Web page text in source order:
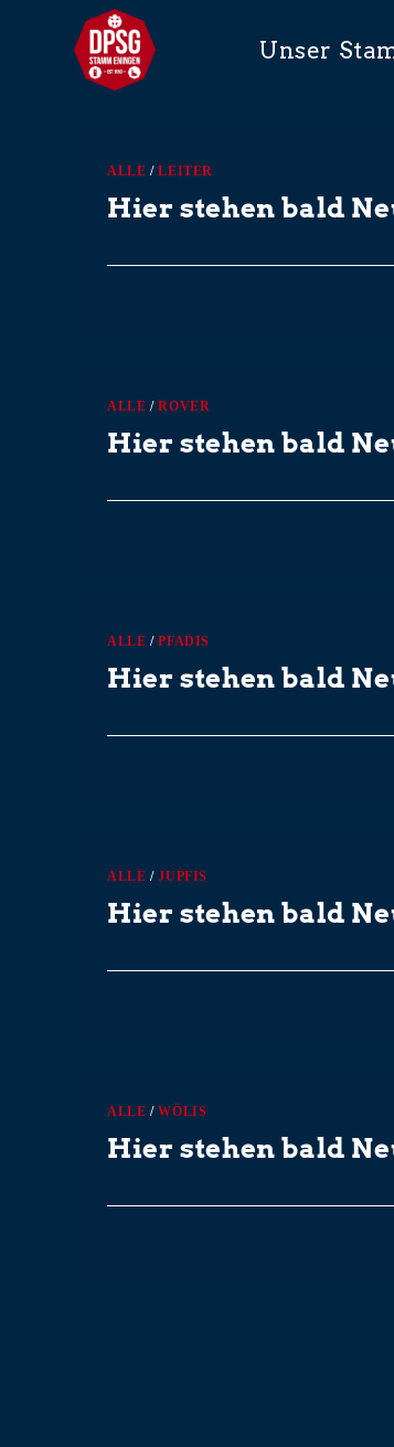
Unser
ALLE /LEITER
Hier stehen bald
ALLE /ROVER
Hier stehen bald
ALLE /PFADIS
Hier stehen bald
ALLE /JUPFIS
Hier stehen bald
ALLE /WÖLIS
Hier stehen bald